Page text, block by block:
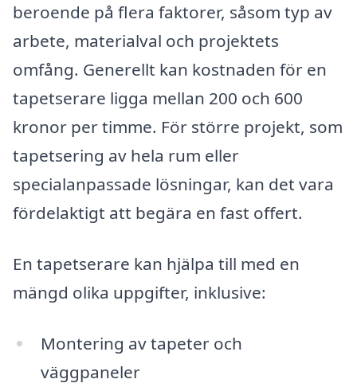
beroende på flera faktorer, såsom typ av
arbete, materialval och projektets
omfång. Generellt kan kostnaden för en
tapetserare ligga mellan 200 och 600
kronor per timme. För större projekt, som
tapetsering av hela rum eller
specialanpassade lösningar, kan det vara
fördelaktigt att begära en fast offert.
En tapetserare kan hjälpa till med en
mängd olika uppgifter, inklusive:
Montering av tapeter och
väggpaneler